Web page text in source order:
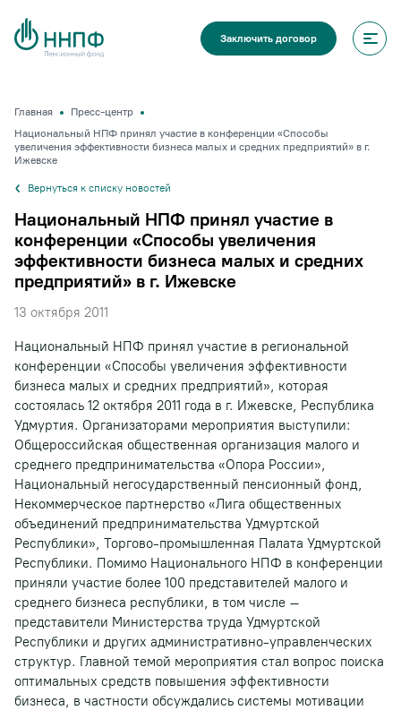
Заключить договор
Главная
Пресс-центр
Национальный НПФ принял участие в конференции «Способы
увеличения эффективности бизнеса малых и средних предприятий» в г.
Ижевске
Вернуться к списку новостей
Национальный НПФ принял участие в
конференции «Способы увеличения
эффективности бизнеса малых и средних
предприятий» в г. Ижевске
13 октября 2011
Национальный НПФ принял участие в региональной
конференции «Способы увеличения эффективности
бизнеса малых и средних предприятий», которая
состоялась 12 октября 2011 года в г. Ижевске, Республика
Удмуртия. Организаторами мероприятия выступили:
Общероссийская общественная организация малого и
среднего предпринимательства «Опора России»,
Национальный негосударственный пенсионный фонд,
Некоммерческое партнерство «Лига общественных
объединений предпринимательства Удмуртской
Республики», Торгово-промышленная Палата Удмуртской
Республики. Помимо Национального НПФ в конференции
приняли участие более 100 представителей малого и
среднего бизнеса республики, в том числе –
представители Министерства труда Удмуртской
Республики и других административно-управленческих
структур. Главной темой мероприятия стал вопрос поиска
оптимальных средств повышения эффективности
бизнеса, в частности обсуждались системы мотивации